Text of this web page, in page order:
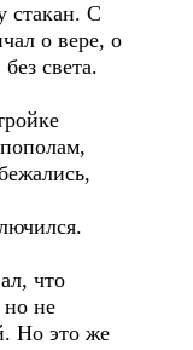
стакан. С
о вере, о
света.
что
но не
Но это же